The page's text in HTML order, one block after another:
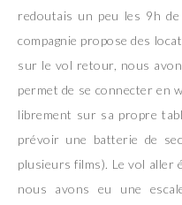
redoutais un peu les 9h
compagnie propose des
sur le vol retour, nous
permet de se connecter en
librement sur sa propre
prévoir une batterie de
plusieurs films). Le vol aller
nous avons eu une